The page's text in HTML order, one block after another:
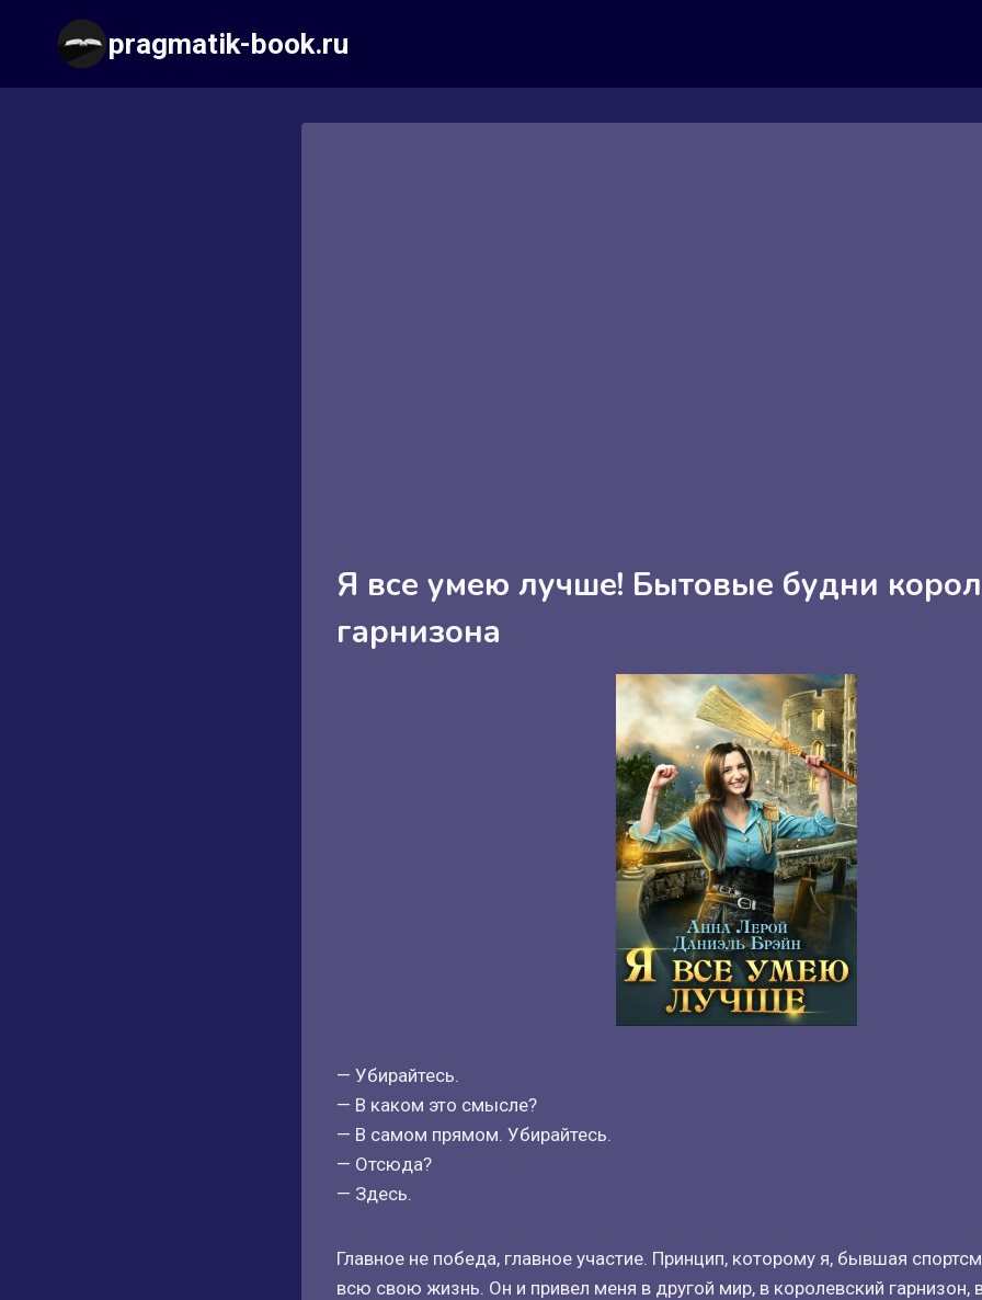
содержимому
pragmatik-book.ru
Я все умею лучше! Бытовые будни
гарнизона
— Убирайтесь.
— В каком это смысле?
— В самом прямом. Убирайтесь.
— Отсюда?
— Здесь.
Главное не победа, главное участие. Принцип, которому я, бывшая
всю свою жизнь. Он и привел меня в другой мир, в королевский гарнизон,